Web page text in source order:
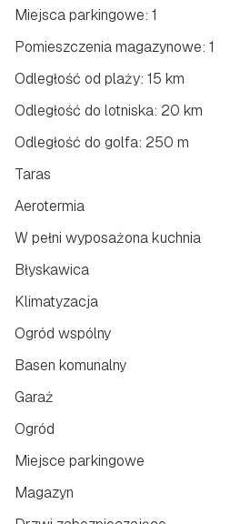
Miejsca parkingowe: 1
Pomieszczenia magazynowe: 1
Odległość od plaży: 15 km
Odległość do lotniska: 20 km
Odległość do golfa: 250 m
Taras
Aerotermia
W pełni wyposażona kuchnia
Błyskawica
Klimatyzacja
Ogród wspólny
Basen komunalny
Garaż
Ogród
Miejsce parkingowe
Magazyn